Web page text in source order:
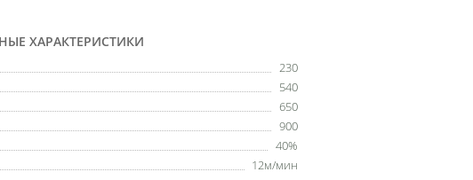
ХАРАКТЕРИСТИКИ
230
540
650
900
40%
12м/мин